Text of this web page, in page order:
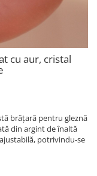
cu aur, cristal
brățară pentru gleznă
din argint de înaltă
potrivindu-se